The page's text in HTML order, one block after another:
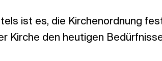
ist es, die Kirchenordnung
Kirche den heutigen